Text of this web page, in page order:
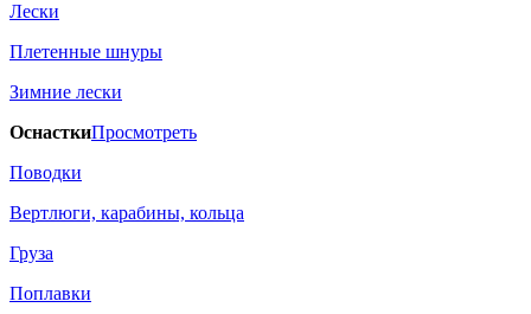
Лески
Плетенные шнуры
Зимние лески
ОснасткиПросмотреть
Поводки
Вертлюги, карабины, кольца
Груза
Поплавки